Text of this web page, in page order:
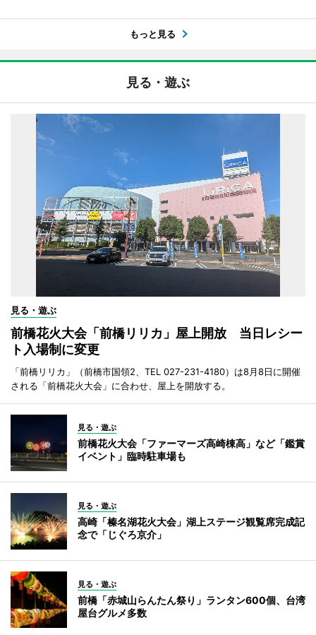
もっと見る
見る・遊ぶ
見る・遊ぶ
前橋花火大会「前橋リリカ」屋上開放 当日レシー
ト入場制に変更
「前橋リリカ」（前橋市国領2、TEL 027-231-4180）は8月8日に開催
される「前橋花火大会」に合わせ、屋上を開放する。
見る・遊ぶ
前橋花火大会「ファーマーズ高崎棟高」など「鑑賞
イベント」臨時駐車場も
見る・遊ぶ
高崎「榛名湖花火大会」湖上ステージ観覧席完成記
念で「じぐろ京介」
見る・遊ぶ
前橋「赤城山らんたん祭り」ランタン600個、台湾
屋台グルメ多数